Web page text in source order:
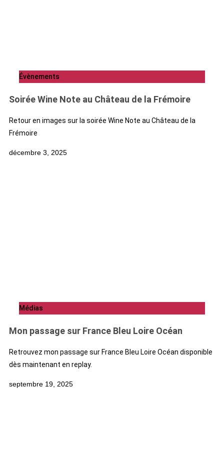
Évènements
Soirée Wine Note au Château de la Frémoire
Retour en images sur la soirée Wine Note au Château de la
Frémoire
décembre 3, 2025
Médias
Mon passage sur France Bleu Loire Océan
Retrouvez mon passage sur France Bleu Loire Océan disponible
dès maintenant en replay.
septembre 19, 2025